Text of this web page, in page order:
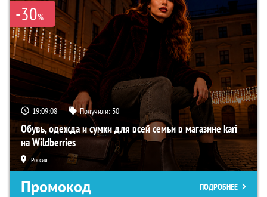
-30%
19:09:07 Получили: 30
Обувь, одежда и сумки для всей семьи в магазине kari
на Wildberries
Россия
Промокод ПОДРОБНЕЕ